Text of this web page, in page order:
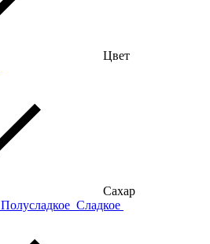
Цвет
Сахар
Полусладкое Сладкое